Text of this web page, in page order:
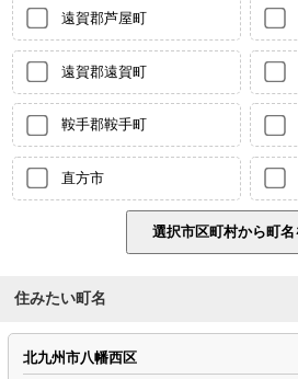
遠賀郡芦屋町
遠賀郡遠賀町
鞍手郡鞍手町
直方市
住みたい町名
北九州市八幡西区